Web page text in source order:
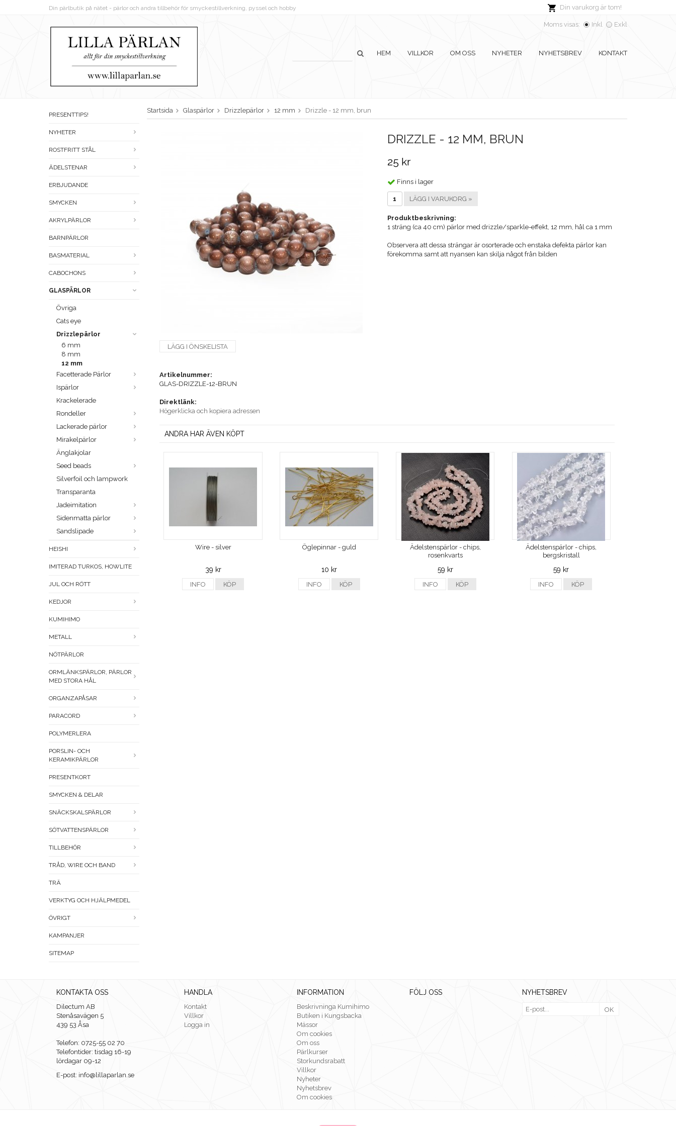
Din varukorg är tom!
Din pärlbutik på nätet - pärlor och andra tillbehör för smyckestillverkning, pyssel och hobby
Moms visas: Inkl Exkl
HEM VILLKOR OM OSS NYHETER NYHETSBREV KONTAKT
PRESENTTIPS!
NYHETER
ROSTFRITT STÅL
ÄDELSTENAR
ERBJUDANDE
SMYCKEN
AKRYLPÄRLOR
BARNPÄRLOR
BASMATERIAL
CABOCHONS
GLASPÄRLOR
Övriga
Cats eye
Drizzlepärlor
6 mm
8 mm
12 mm
Facetterade Pärlor
Ispärlor
Krackelerade
Rondeller
Lackerade pärlor
Mirakelpärlor
Änglakjolar
Seed beads
Silverfoil och lampwork
Transparanta
Jadeimitation
Sidenmatta pärlor
Sandslipade
HEISHI
IMITERAD TURKOS, HOWLITE
JUL OCH RÖTT
KEDJOR
KUMIHIMO
METALL
NÖTPÄRLOR
ORMLÄNKSPÄRLOR, PÄRLOR
MED STORA HÅL
ORGANZAPÅSAR
PARACORD
POLYMERLERA
PORSLIN- OCH
KERAMIKPÄRLOR
PRESENTKORT
SMYCKEN & DELAR
SNÄCKSKALSPÄRLOR
SÖTVATTENSPÄRLOR
TILLBEHÖR
TRÅD, WIRE OCH BAND
TRÄ
VERKTYG OCH HJÄLPMEDEL
ÖVRIGT
KAMPANJER
SITEMAP
Startsida Glaspärlor Drizzlepärlor 12 mm Drizzle - 12 mm, brun
DRIZZLE - 12 MM, BRUN
25 kr
Finns i lager
LÄGG I VARUKORG »
Produktbeskrivning:
1 sträng (ca 40 cm) pärlor med drizzle/sparkle-effekt, 12 mm, hål ca 1 mm
Observera att dessa strängar är osorterade och enstaka defekta pärlor kan
förekomma samt att nyansen kan skilja något från bilden
LÄGG I ÖNSKELISTA
Artikelnummer:
GLAS-DRIZZLE-12-BRUN
Direktlänk:
Högerklicka och kopiera adressen
ANDRA HAR ÄVEN KÖPT
Wire - silver
39 kr
INFO KÖP
Öglepinnar - guld
10 kr
INFO KÖP
Ädelstenspärlor - chips,
rosenkvarts
59 kr
INFO KÖP
Ädelstenspärlor - chips,
bergskristall
59 kr
INFO KÖP
KONTAKTA OSS
Dilectum AB
Stenåsavägen 5
439 53 Åsa
Telefon: 0725-55 02 70
Telefontider: tisdag 16-19
lördagar 09-12
E-post: info@lillaparlan.se
HANDLA
Kontakt
Villkor
Logga in
INFORMATION
Beskrivninga Kumihimo
Butiken i Kungsbacka
Mässor
Om cookies
Om oss
Pärlkurser
Storkundsrabatt
Villkor
Nyheter
Nyhetsbrev
Om cookies
FÖLJ OSS NYHETSBREV
OK